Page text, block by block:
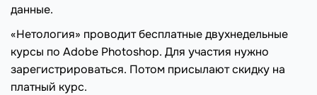
данные.
«Нетология» проводит бесплатные двухнедельные
курсы по Adobe Photoshop. Для участия нужно
зарегистрироваться. Потом присылают скидку на
платный курс.